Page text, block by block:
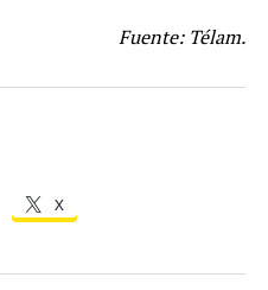
Fuente: Télam.
X